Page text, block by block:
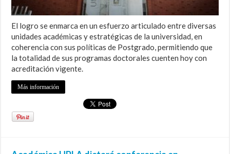
El logro se enmarca en un esfuerzo articulado entre diversas
unidades académicas y estratégicas de la universidad, en
coherencia con sus políticas de Postgrado, permitiendo que
la totalidad de sus programas doctorales cuenten hoy con
acreditación vigente.
Más información